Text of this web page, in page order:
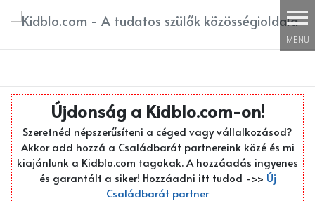
Újdonság a Kidblo.com-on!
Szeretnéd népszerűsíteni a céged vagy vállalkozásod?
Akkor add hozzá a Családbarát partnereink közé és mi
kiajánlunk a Kidblo.com tagokak. A hozzáadás ingyenes
és garantált a siker! Hozzáadni itt tudod ->> Új
Családbarát partner
Újdonság a Kidblo.com-on!
Új
Családbarát partner